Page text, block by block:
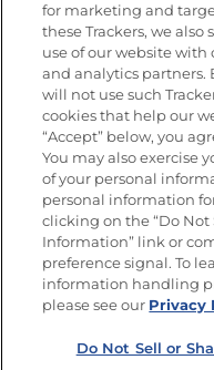
Únete a
Recibe Nuevas
Email
SÍGUENOS
for marketing and
these Trackers, we
use of our website
and analytics partners.
will not use such
cookies that help our
“Accept” below, you
You may also exercise
of your personal
personal information
clicking on the “Do Not
Information” link or
preference signal. To
information handling
please see our Privacy
Do Not Sell or